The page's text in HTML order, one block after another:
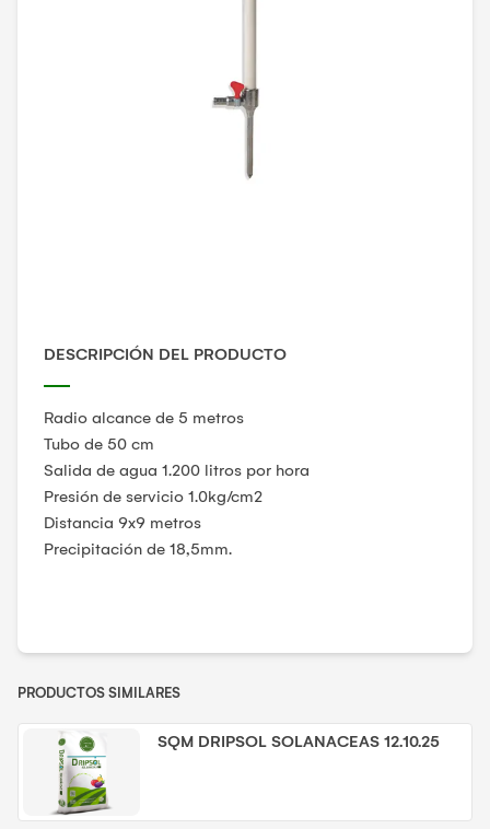
DESCRIPCIÓN DEL PRODUCTO
Radio alcance de 5 metros
Tubo de 50 cm
Salida de agua 1.200 litros por hora
Presión de servicio 1.0kg/cm2
Distancia 9x9 metros
Precipitación de 18,5mm.
PRODUCTOS SIMILARES
SQM DRIPSOL SOLANACEAS 12.10.25